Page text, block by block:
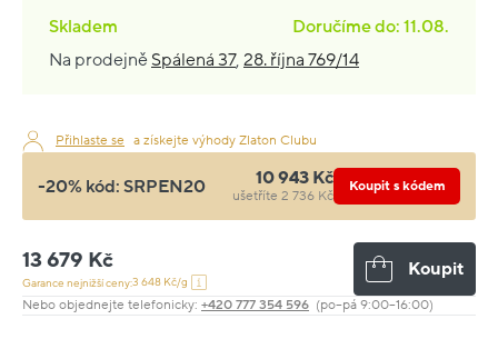
Skladem
Doručíme do: 11.08.
Na prodejně Spálená 37, 28. října 769/14
Přihlaste se a získejte výhody Zlaton Clubu
-20% kód: SRPEN20 10 943 Kč
ušetříte 2 736 Kč
Koupit s kódem
13 679 Kč
Garance nejnižší ceny:3 648 Kč/g
Koupit
Nebo objednejte telefonicky: +420 777 354 596 (po–pá 9:00–16:00)